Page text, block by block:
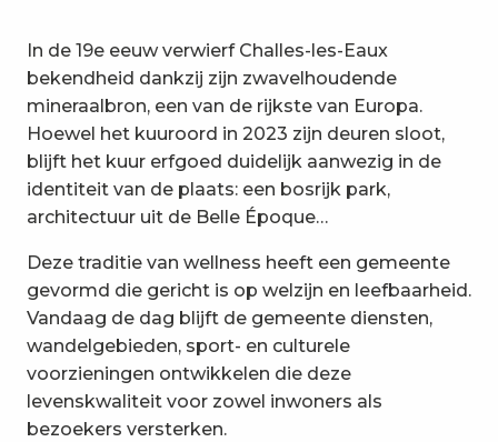
In de 19e eeuw verwierf Challes-les-Eaux
bekendheid dankzij zijn zwavelhoudende
mineraalbron, een van de rijkste van Europa.
Hoewel het kuuroord in 2023 zijn deuren sloot,
blijft het kuur erfgoed duidelijk aanwezig in de
identiteit van de plaats: een bosrijk park,
architectuur uit de Belle Époque…
Deze traditie van wellness heeft een gemeente
gevormd die gericht is op welzijn en leefbaarheid.
Vandaag de dag blijft de gemeente diensten,
wandelgebieden, sport- en culturele
voorzieningen ontwikkelen die deze
levenskwaliteit voor zowel inwoners als
bezoekers versterken.